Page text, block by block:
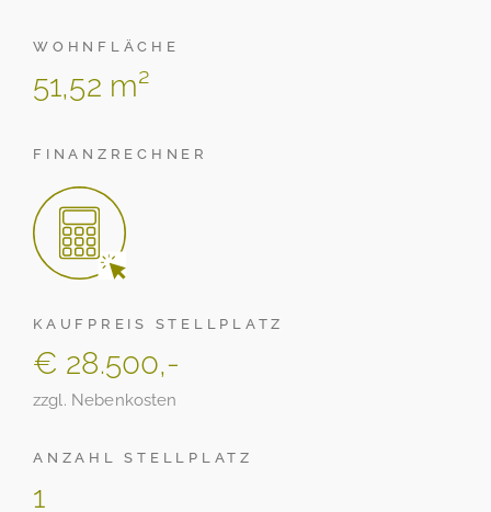
WOHNFLÄCHE
51,52 m²
FINANZRECHNER
KAUFPREIS STELLPLATZ
€ 28.500,-
zzgl. Nebenkosten
ANZAHL STELLPLATZ
1